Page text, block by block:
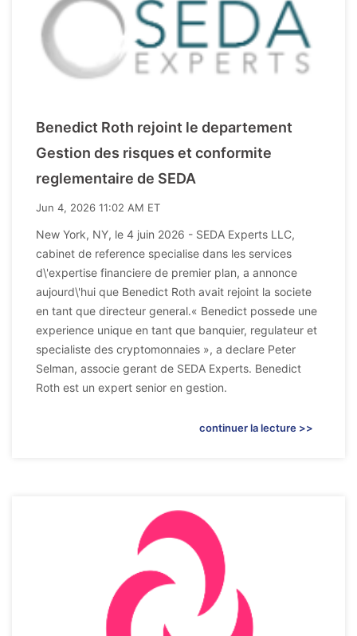
Benedict Roth rejoint le departement
Gestion des risques et conformite
reglementaire de SEDA
Jun 4, 2026 11:02 AM ET
New York, NY, le 4 juin 2026 - SEDA Experts LLC,
cabinet de reference specialise dans les services
d\'expertise financiere de premier plan, a annonce
aujourd\'hui que Benedict Roth avait rejoint la societe
en tant que directeur general.« Benedict possede une
experience unique en tant que banquier, regulateur et
specialiste des cryptomonnaies », a declare Peter
Selman, associe gerant de SEDA Experts. Benedict
Roth est un expert senior en gestion.
continuer la lecture >>